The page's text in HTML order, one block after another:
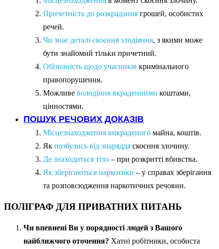
Причетність до розкрадання грошей, особистих
речей.
Чи знає деталі скоєння злодіяння, з якими може
бути знайомий тільки причетний.
Обізнаність щодо учасників кримінального
правопорушення.
Можливе володіння вкраденними коштами,
цінностями.
ПОШУК РЕЧОВИХ ДОКАЗІВ
Місцезнаходження викраденого майна, коштів.
Як позбулись від знаряддя скоєння злочину.
Де знаходиться тіло – при розкритті вбивства.
Як зберігаються наркотики – у справах зберігання
та розповсюдження наркотичних речовин.
ПОЛІГРАФ ДЛЯ ПРИВАТНИХ ПИТАНЬ
Чи впевнені Ви у порядності людей з Вашого
найближчого оточення? Хатні робітники, особиста